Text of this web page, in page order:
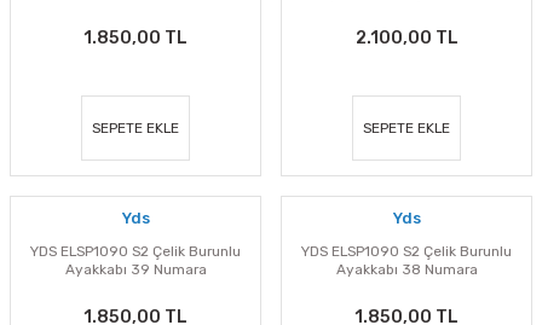
1.850,00 TL
SEPETE EKLE
2.100,00 TL
SEPETE EKLE
Yds
YDS ELSP1090 S2 Çelik Burunlu
Ayakkabı 39 Numara
1.850,00 TL
Yds
YDS ELSP1090 S2 Çelik Burunlu
Ayakkabı 38 Numara
1.850,00 TL